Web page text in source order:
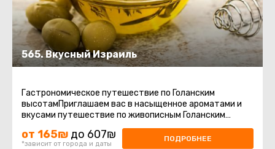
565. Вкусный Израиль
Гастрономическое путешествие по Голанским
высотамПриглашаем вас в насыщенное ароматами и
вкусами путешествие по живописным Голанским
высотам – региону, где природа ...
от 165₪ до 607₪
*зависит от города и даты
ПОДРОБНЕЕ